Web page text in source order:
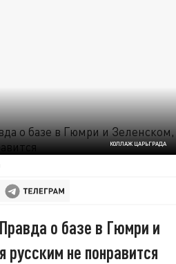
КОЛЛАЖ ЦАРЬГРАДА
о базе в Гюмри и
русским не понравится